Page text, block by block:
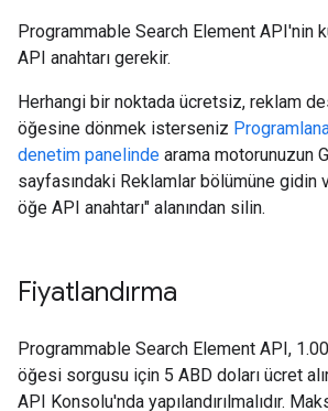
Programmable Search Element API'nin
API anahtarı gerekir.
Herhangi bir noktada ücretsiz, reklam
öğesine dönmek isterseniz
denetim panelinde arama motorunuzun
sayfasındaki Reklamlar bölümüne gidin
öğe API anahtarı" alanından silin.
Fiyatlandırma
Programmable Search Element API,
öğesi sorgusu için 5 ABD doları ücret
API Konsolu'nda yapılandırılmalıdır.